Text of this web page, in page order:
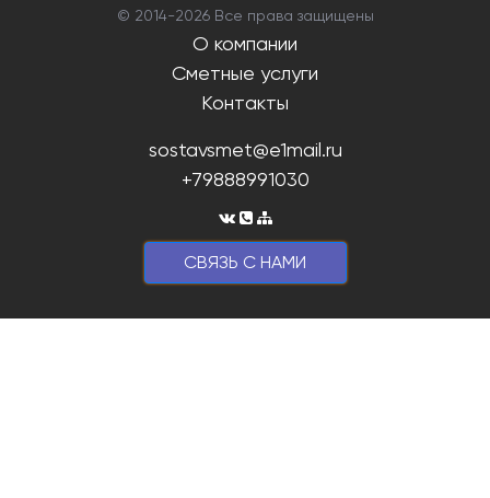
© 2014-2026 Все права защищены
О компании
Сметные услуги
Контакты
sostavsmet@e1mail.ru
+79888991030
CВЯЗЬ С НАМИ